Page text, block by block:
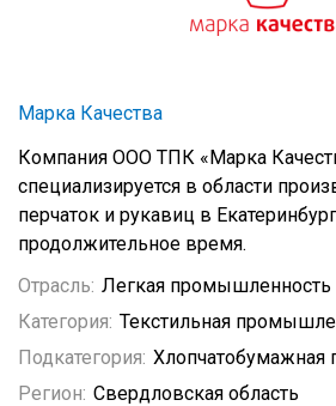
Марка Качества
Компания ООО ТПК «Марка
специализируется в области
перчаток и рукавиц в
продолжительное время.
Отрасль: Легкая промышленность
Категория: Текстильная
Подкатегория:
Регион: Свердловская область